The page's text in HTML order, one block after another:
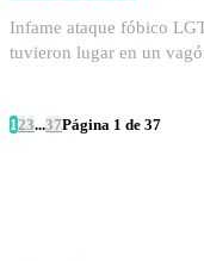
Infame ataque fóbico
tuvieron lugar en un
1 23...37Página 1 de 37